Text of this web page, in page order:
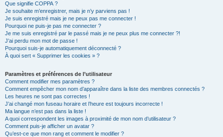
Que signifie COPPA ?
Je souhaite m’enregistrer, mais je n’y parviens pas !
Je suis enregistré mais je ne peux pas me connecter !
Pourquoi ne puis-je pas me connecter ?
Je me suis enregistré par le passé mais je ne peux plus me connecter ?!
J’ai perdu mon mot de passe !
Pourquoi suis-je automatiquement déconnecté ?
À quoi sert « Supprimer les cookies » ?
Paramètres et préférences de l’utilisateur
Comment modifier mes paramètres ?
Comment empêcher mon nom d’apparaître dans la liste des membres connectés ?
Les heures ne sont pas correctes !
J’ai changé mon fuseau horaire et l’heure est toujours incorrecte !
Ma langue n’est pas dans la liste !
A quoi correspondent les images à proximité de mon nom d’utilisateur ?
Comment puis-je afficher un avatar ?
Qu’est-ce que mon rang et comment le modifier ?